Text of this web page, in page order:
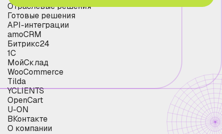
Отраслевые решения
Готовые решения
API-интеграции
amoCRM
Битрикс24
1С
МойСклад
WooCommerce
Tilda
YCLIENTS
OpenCart
U-ON
ВКонтакте
О компании